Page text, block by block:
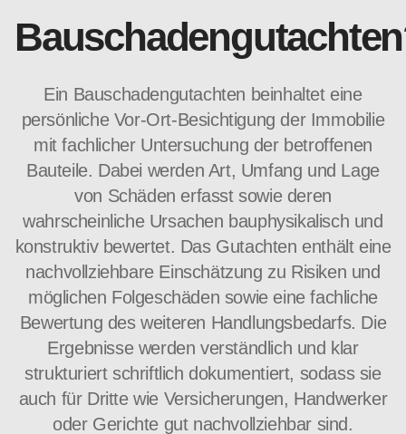
Ein Bauschadengutachten beinhaltet eine
persönliche Vor-Ort-Besichtigung der Immobilie
mit fachlicher Untersuchung der betroffenen
Bauteile. Dabei werden Art, Umfang und Lage
von Schäden erfasst sowie deren
wahrscheinliche Ursachen bauphysikalisch und
konstruktiv bewertet. Das Gutachten enthält eine
nachvollziehbare Einschätzung zu Risiken und
möglichen Folgeschäden sowie eine fachliche
Bewertung des weiteren Handlungsbedarfs. Die
Ergebnisse werden verständlich und klar
strukturiert schriftlich dokumentiert, sodass sie
auch für Dritte wie Versicherungen, Handwerker
oder Gerichte gut nachvollziehbar sind.